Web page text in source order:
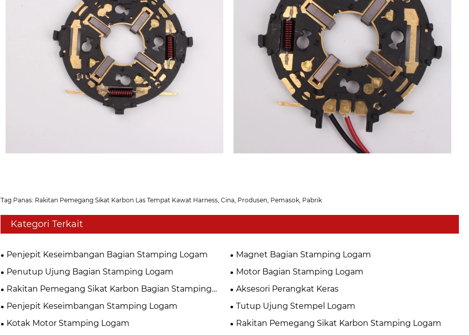
Tag Panas: Rakitan Pemegang Sikat Karbon Las Tempat Kawat Harness, Cina, Produsen, Pemasok, Pabrik
Kategori Terkait
Penjepit Keseimbangan Bagian Stamping Logam
Magnet Bagian Stamping Logam
Penutup Ujung Bagian Stamping Logam
Motor Bagian Stamping Logam
Rakitan Pemegang Sikat Karbon Bagian Stamping
Logam
Aksesori Perangkat Keras
Penjepit Keseimbangan Stamping Logam
Tutup Ujung Stempel Logam
Kotak Motor Stamping Logam
Rakitan Pemegang Sikat Karbon Stamping Logam